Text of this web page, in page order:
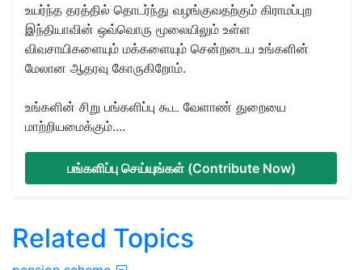
உயர்ந்த தரத்தில் தொடர்ந்து வழங்குவதற்கும் கிராமப்புற
இந்தியாவின் ஒவ்வொரு மூலையிலும் உள்ள
விவசாயிகளையும் மக்களையும் சென்றடைய உங்களின்
மேலான ஆதரவு கோருகிறோம்.
உங்களின் சிறு பங்களிப்பு கூட வேளாண் துறையை
மாற்றியமைக்கும்....
பங்களிப்பு செய்யுங்கள் (Contribute Now)
Related Topics